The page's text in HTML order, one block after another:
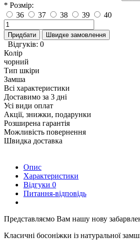
* Розмір:
36
37 38 39 40
Придбати Швидке замовлення
Відгуків: 0
Колір
чорний
Тип шкіри
Замша
Всі характеристики
Доставимо за 3 дні
Усі види оплат
Акції, знижки, подарунки
Розширена гарантія
Можливість повернення
Швидка доставка
Опис
Характеристики
Відгуки 0
Питання-відповідь
Представляємо Вам нашу нову
Класичні босоніжки із натуральної